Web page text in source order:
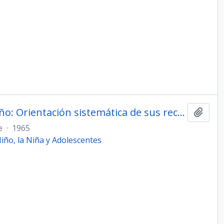
Congreso Panamericano del Niño: Orientación sistemática de sus recomendaciones. 1916 - 1963
· 1965
la Niña y Adolescentes